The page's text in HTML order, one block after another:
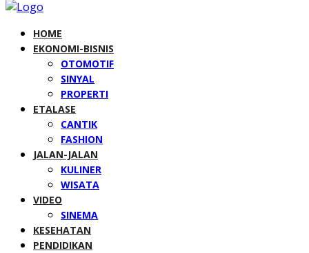
HOME
EKONOMI-BISNIS
OTOMOTIF
SINYAL
PROPERTI
ETALASE
CANTIK
FASHION
JALAN-JALAN
KULINER
WISATA
VIDEO
SINEMA
KESEHATAN
PENDIDIKAN